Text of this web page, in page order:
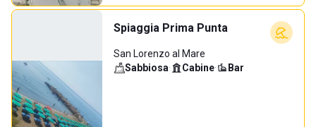
Spiaggia Prima Punta
San Lorenzo al Mare
Sabbiosa· Cabine· Bar